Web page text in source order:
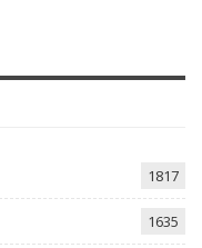
1817
1635